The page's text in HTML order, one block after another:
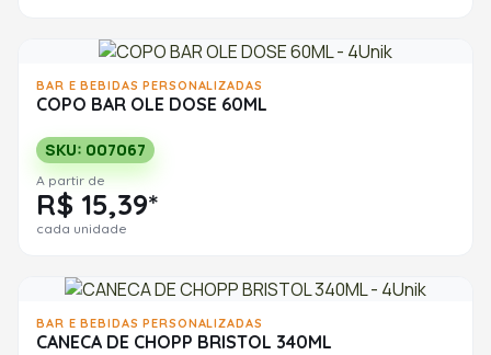
BAR E BEBIDAS PERSONALIZADAS
COPO BAR OLE DOSE 60ML
SKU: 007067
A partir de
R$ 15,39*
cada unidade
BAR E BEBIDAS PERSONALIZADAS
CANECA DE CHOPP BRISTOL 340ML